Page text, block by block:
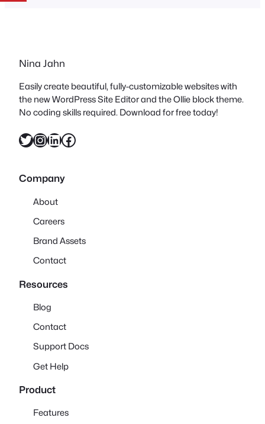
Nina Jahn
Easily create beautiful, fully-customizable websites with
the new WordPress Site Editor and the Ollie block theme.
No coding skills required. Download for free today!
Twitter InstagramLinkedIn Facebook
Company
About
Careers
Brand Assets
Contact
Resources
Blog
Contact
Support Docs
Get Help
Product
Features